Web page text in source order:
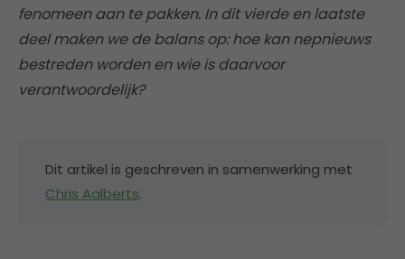
fenomeen aan te pakken. In dit vierde en laatste
deel maken we de balans op: hoe kan nepnieuws
bestreden worden en wie is daarvoor
verantwoordelijk?
Dit artikel is geschreven in samenwerking met
Chris Aalberts.